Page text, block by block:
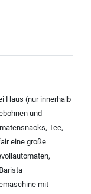
Haus (nur innerhalb
und
, Tee,
eine große
,
Barista
mit